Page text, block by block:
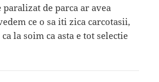
de parca ar avea
ce o sa iti zica carcotasii,
la soim ca asta e tot selectie